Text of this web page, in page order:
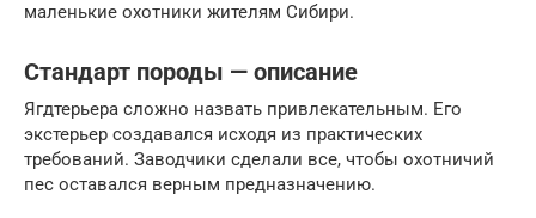
маленькие охотники жителям Сибири.
Стандарт породы — описание
Ягдтерьера сложно назвать привлекательным. Его
экстерьер создавался исходя из практических
требований. Заводчики сделали все, чтобы охотничий
пес оставался верным предназначению.